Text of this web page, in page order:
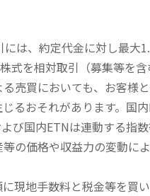
は、約定代金に対し最大
式を相対取引（募集等を含
売買においても、お客様
るおそれがあります。国
び国内ETNは連動する指
の価格や収益力の変動に
現地手数料と税金等を買